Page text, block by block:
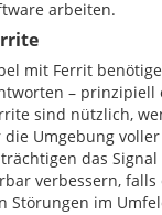
arbeiten.
mit Ferrit
–
sind nützlich,
die Umgebung
das
verbessern, falls
Störungen im